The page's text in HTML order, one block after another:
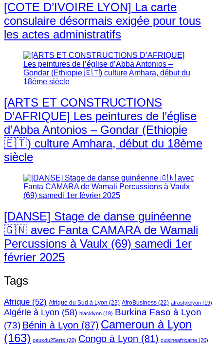
[COTE D’IVOIRE LYON] La carte
consulaire désormais exigée pour tous
les actes administratifs
[ARTS ET CONSTRUCTIONS
D’AFRIQUE] Les peintures de l’église
d’Abba Antonios – Gondar (Ethiopie
🇪🇹) culture Amhara, début du 18ème
siècle
[DANSE] Stage de danse guinéenne
🇬🇳 avec Fanta CAMARA de Wamali
Percussions à Vaulx (69) samedi 1er
février 2025
Tags
Afrique (52) Afrique du Sud à Lyon (23) AfroBusiness (22) afrostylelyon (19)
Algérie à Lyon (58) blacklyon (19) Burkina Faso à Lyon
(73) Bénin à Lyon (87) Cameroun à Lyon
(163) ceuxdu25erts (20) Congo à Lyon (81) cuisineafricaine (20)